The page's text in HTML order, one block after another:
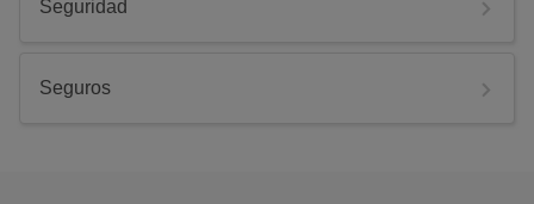
Seguridad
Seguros